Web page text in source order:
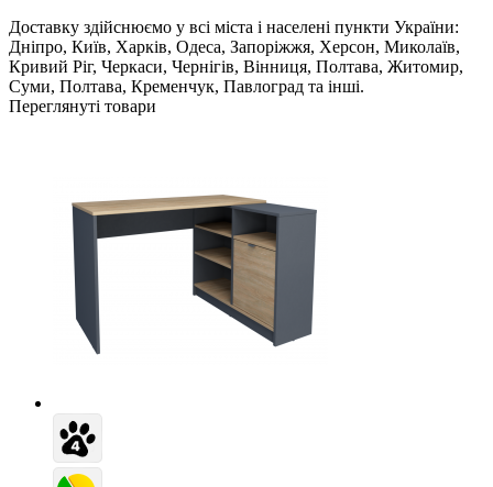
Доставку здійснюємо у всі міста і населені пункти України:
Дніпро, Київ, Харків, Одеса, Запоріжжя, Херсон, Миколаїв,
Кривий Ріг, Черкаси, Чернігів, Вінниця, Полтава, Житомир,
Суми, Полтава, Кременчук, Павлоград та інші.
Переглянуті товари